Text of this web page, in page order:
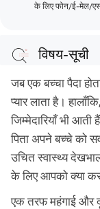
के लिए फोन/ई-मेल/
विषय-सूची
अपने घर
अपने आप
अपने
एक बाल
जब एक बच्चा पैदा
प्यार लाता है।
जिम्मेदारियाँ भी
पिता अपने बच्चे को
उचित स्वास्थ्य
के लिए आपको क्या
एक तरफ महंगाई और